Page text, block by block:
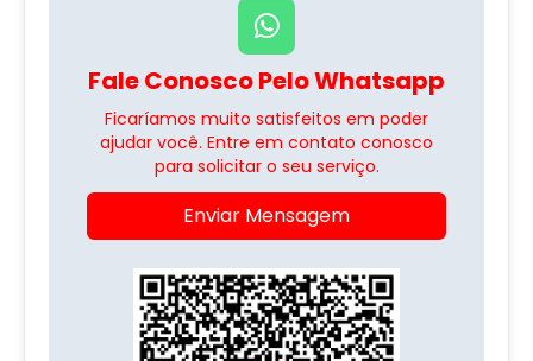
Fale Conosco Pelo Whatsapp
Ficaríamos muito satisfeitos em poder
ajudar você. Entre em contato conosco
para solicitar o seu serviço.
Enviar Mensagem